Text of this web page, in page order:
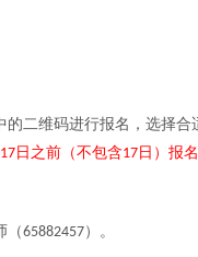
的二维码进行报名，选择
17日之前（不包含17日）报
（65882457）。